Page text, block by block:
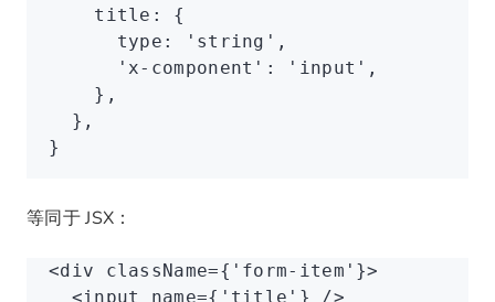
    title
:
{
      type
: 'string' ,
      'x-component'
: 'input' ,
    }
,
  }
,
}
等同于 JSX：
<div className={ 'form-item' }>
  <
input name={ 'title' } />